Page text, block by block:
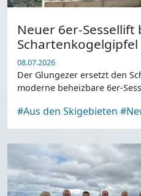
Neuer 6er-Sessellift
Schartenkogelgipfel
08.07.2026
Der Glungezer ersetzt den
moderne beheizbare 6er-
#Aus den Skigebieten